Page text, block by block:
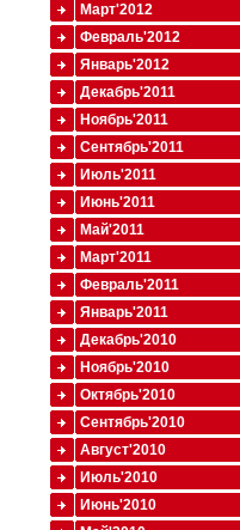
Март'2012
Февраль'2012
Январь'2012
Декабрь'2011
Ноябрь'2011
Сентябрь'2011
Июль'2011
Июнь'2011
Май'2011
Март'2011
Февраль'2011
Январь'2011
Декабрь'2010
Ноябрь'2010
Октябрь'2010
Сентябрь'2010
Август'2010
Июль'2010
Июнь'2010